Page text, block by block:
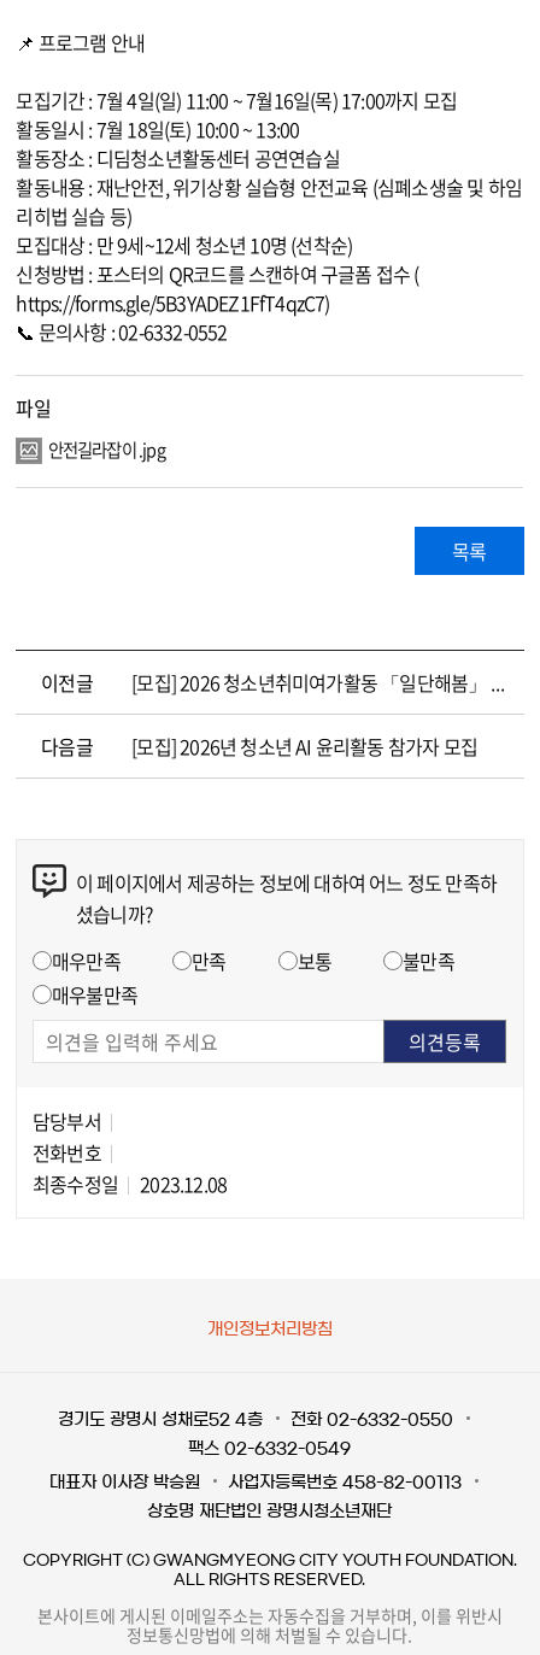
📌 프로그램 안내
모집기간 : 7월 4일(일) 11:00 ~ 7월16일(목) 17:00까지 모집
활동일시 : 7월 18일(토) 10:00 ~ 13:00
활동장소 : 디딤청소년활동센터 공연연습실
활동내용 : 재난안전, 위기상황 실습형 안전교육 (심폐소생술 및 하임
리히법 실습 등)
모집대상 : 만 9세~12세 청소년 10명 (선착순)
신청방법 : 포스터의 QR코드를 스캔하여 구글폼 접수 (
https://forms.gle/5B3YADEZ1FfT4qzC7)
📞 문의사항 : 02-6332-0552
파일
안전길라잡이 .jpg
목록
이전글 [모집] 2026 청소년취미여가활동 「일단해봄」 청소년기획단(후기청소년) 모집
다음글 [모집] 2026년 청소년 AI 윤리활동 참가자 모집
이 페이지에서 제공하는 정보에 대하여 어느 정도 만족하
셨습니까?
매우만족 만족 보통
불만족
매우불만족
담당부서
전화번호
최종수정일
2023.12.08
개인정보처리방침
경기도 광명시 성채로52 4층
전화 02-6332-0550
팩스 02-6332-0549
대표자 이사장 박승원
사업자등록번호 458-82-00113
상호명 재단법인 광명시청소년재단
COPYRIGHT (C) GWANGMYEONG CITY YOUTH FOUNDATION.
ALL RIGHTS RESERVED.
본사이트에 게시된 이메일주소는 자동수집을 거부하며, 이를 위반시
정보통신망법에 의해 처벌될 수 있습니다.